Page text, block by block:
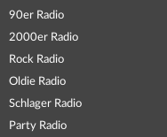
90er Radio
2000er Radio
Rock Radio
Oldie Radio
Schlager Radio
Party Radio